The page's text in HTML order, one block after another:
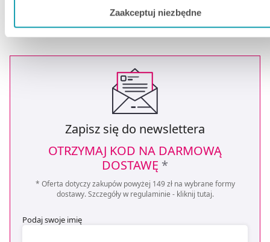
oznaczało, że nie wyrażasz zgody na pozyskiwanie od
danych, które nie są niezbędne dla funkcjonowania Strony.
się to jednak wiązało z brakiem dostępu do wszystkich
Zaakceptuj niezbędne
Zapisz się do newslettera
OTRZYMAJ KOD NA DARMOWĄ
DOSTAWĘ *
* Oferta dotyczy zakupów powyżej 149 zł na wybrane formy
dostawy. Szczegóły w regulaminie - kliknij tutaj.
Podaj swoje imię